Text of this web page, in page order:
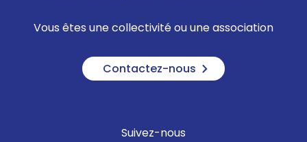
Vous êtes une collectivité ou une association
Contactez-nous
Suivez-nous